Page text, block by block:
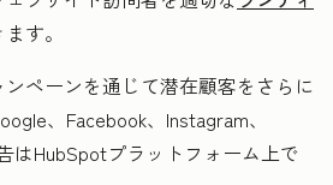
す。
ペーンを通じて潜在顧客をさらに
、Facebook、Instagram、
はHubSpotプラットフォーム上で